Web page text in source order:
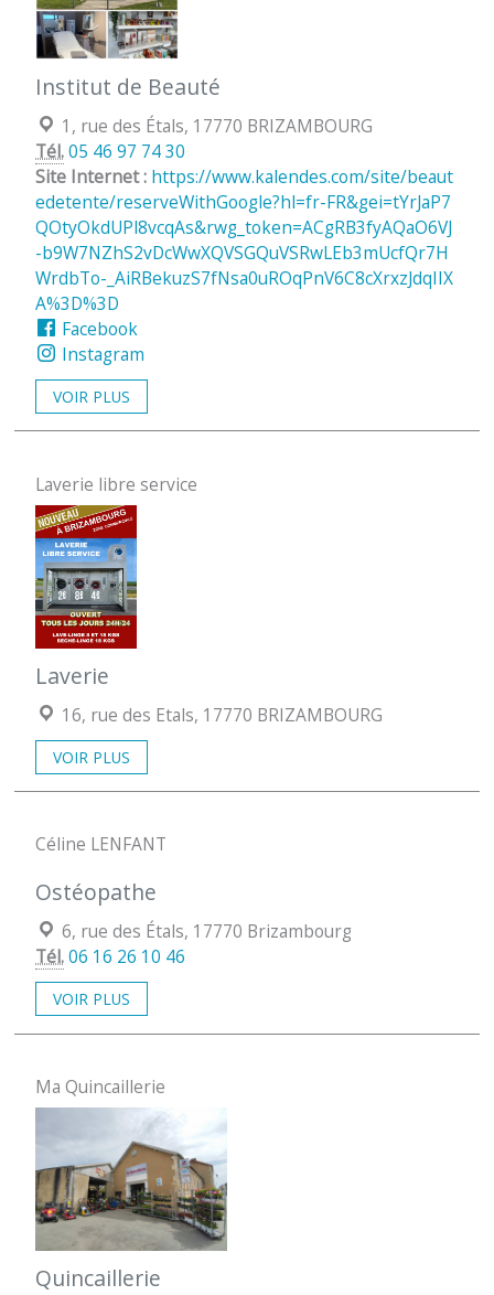
Institut de Beauté
Localisation :
1, rue des Étals, 17770 BRIZAMBOURG
Tél.05 46 97 74 30
Site Internet : https://www.kalendes.com/site/beaut
edetente/reserveWithGoogle?hl=fr-FR&gei=tYrJaP7
QOtyOkdUPl8vcqAs&rwg_token=ACgRB3fyAQaO6VJ
-b9W7NZhS2vDcWwXQVSGQuVSRwLEb3mUcfQr7H
WrdbTo-_AiRBekuzS7fNsa0uROqPnV6C8cXrxzJdqIIX
A%3D%3D
Facebook
Instagram
VOIR PLUS
Laverie libre service
Laverie
Localisation :
16, rue des Etals, 17770 BRIZAMBOURG
VOIR PLUS
Céline LENFANT
Ostéopathe
Localisation :
6, rue des Étals, 17770 Brizambourg
Tél.06 16 26 10 46
VOIR PLUS
Ma Quincaillerie
Quincaillerie